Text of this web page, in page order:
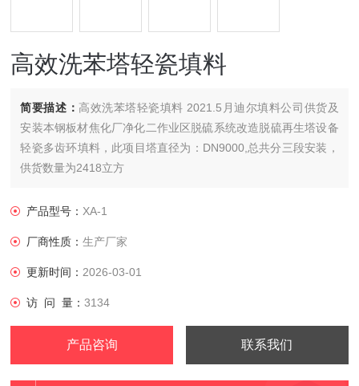
高效洗苯塔轻瓷填料
简要描述： 高效洗苯塔轻瓷填料 2021.5月迪尔填料公司供货及
安装本钢板材焦化厂净化二作业区脱硫系统改造脱硫再生塔设备
轻瓷多齿环填料，此项目塔直径为：DN9000,总共分三段安装，
供货数量为2418立方
产品型号： XA-1
厂商性质：生产厂家
更新时间： 2026-03-01
访 问 量：3134
产品咨询 联系我们